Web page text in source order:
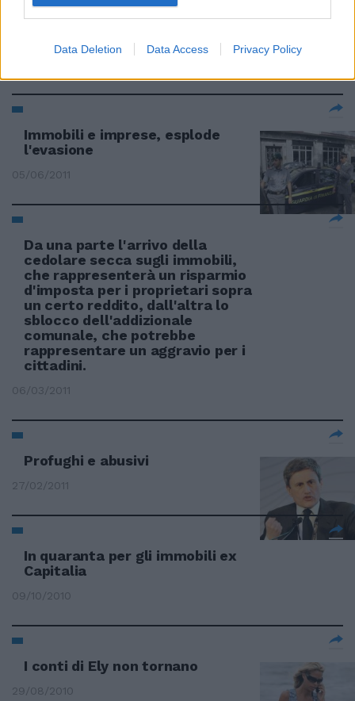
Data Deletion Data Access Privacy Policy
Sono 560.837 gli immobili
«fantasma» emersi fino al 31
Immobili e imprese, esplode
l'evasione
05/06/2011
Da una parte l'arrivo della
cedolare secca sugli immobili,
che rappresenterà un risparmio
d'imposta per i proprietari sopra
un certo reddito, dall'altra lo
sblocco dell'addizionale
comunale, che potrebbe
rappresentare un aggravio per i
cittadini.
06/03/2011
Profughi e abusivi
27/02/2011
In quaranta per gli immobili ex
Capitalia
09/10/2010
I conti di Ely non tornano
29/08/2010